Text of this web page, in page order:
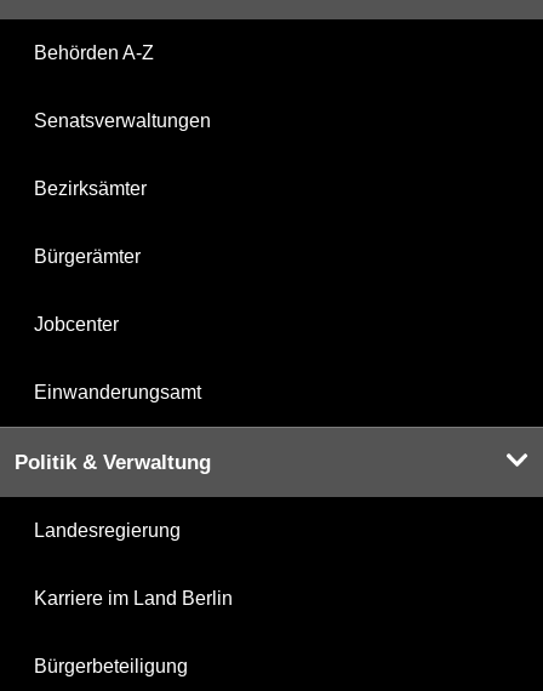
Behörden A-Z
Senatsverwaltungen
Bezirksämter
Bürgerämter
Jobcenter
Einwanderungsamt
Politik & Verwaltung
Landesregierung
Karriere im Land Berlin
Bürgerbeteiligung